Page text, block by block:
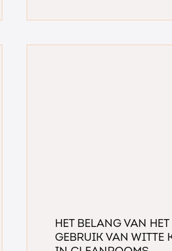
Het Belang van het
Gebruik van Witte